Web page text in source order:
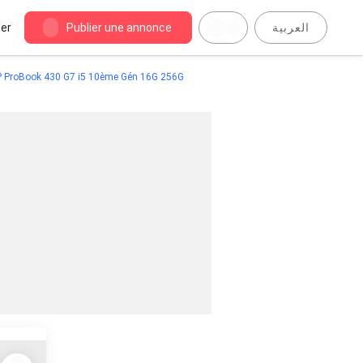
Publier une annonce العربية
ProBook 430 G7 i5 10ème Gén 16G 256G